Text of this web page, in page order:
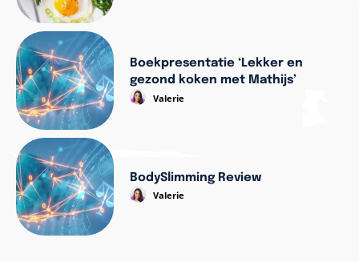
Boekpresentatie ‘Lekker en
gezond koken met Mathijs’
Valerie
BodySlimming Review
Valerie